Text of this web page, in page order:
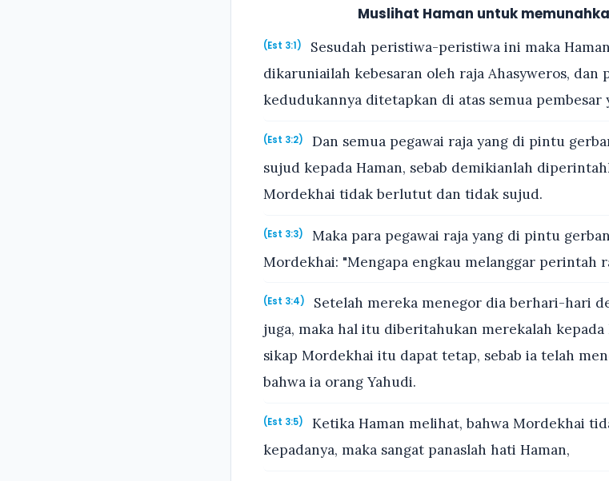
Muslihat Haman untuk
(Est 3:1)
Sesudah peristiwa-peristiwa ini maka
dikaruniailah kebesaran oleh raja Ahasyweros, dan
kedudukannya ditetapkan di atas semua pembesar
(Est 3:2)
Dan semua pegawai raja yang di pintu
sujud kepada Haman, sebab demikianlah
Mordekhai tidak berlutut dan tidak sujud.
(Est 3:3)
Maka para pegawai raja yang di pintu
Mordekhai: "Mengapa engkau melanggar perintah
(Est 3:4)
Setelah mereka menegor dia berhari-hari
juga, maka hal itu diberitahukan merekalah
sikap Mordekhai itu dapat tetap, sebab ia telah
bahwa ia orang Yahudi.
(Est 3:5)
Ketika Haman melihat, bahwa Mordekhai
kepadanya, maka sangat panaslah hati Haman,